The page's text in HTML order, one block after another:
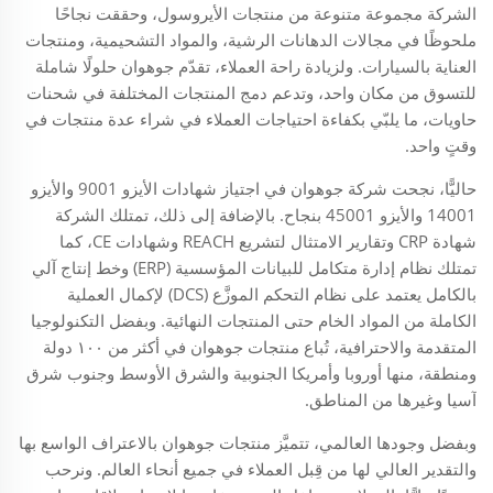
الشركة مجموعة متنوعة من منتجات الأيروسول، وحققت نجاحًا
ملحوظًا في مجالات الدهانات الرشية، والمواد التشحيمية، ومنتجات
العناية بالسيارات. ولزيادة راحة العملاء، تقدّم جوهوان حلولًا شاملة
للتسوق من مكان واحد، وتدعم دمج المنتجات المختلفة في شحنات
حاويات، ما يلبّي بكفاءة احتياجات العملاء في شراء عدة منتجات في
وقتٍ واحد.
حاليًّا، نجحت شركة جوهوان في اجتياز شهادات الأيزو 9001 والأيزو
14001 والأيزو 45001 بنجاح. بالإضافة إلى ذلك، تمتلك الشركة
شهادة CRP وتقارير الامتثال لتشريع REACH وشهادات CE، كما
تمتلك نظام إدارة متكامل للبيانات المؤسسية (ERP) وخط إنتاج آلي
بالكامل يعتمد على نظام التحكم الموزَّع (DCS) لإكمال العملية
الكاملة من المواد الخام حتى المنتجات النهائية. وبفضل التكنولوجيا
المتقدمة والاحترافية، تُباع منتجات جوهوان في أكثر من ١٠٠ دولة
ومنطقة، منها أوروبا وأمريكا الجنوبية والشرق الأوسط وجنوب شرق
آسيا وغيرها من المناطق.
وبفضل وجودها العالمي، تتميَّز منتجات جوهوان بالاعتراف الواسع بها
والتقدير العالي لها من قِبل العملاء في جميع أنحاء العالم. ونرحب